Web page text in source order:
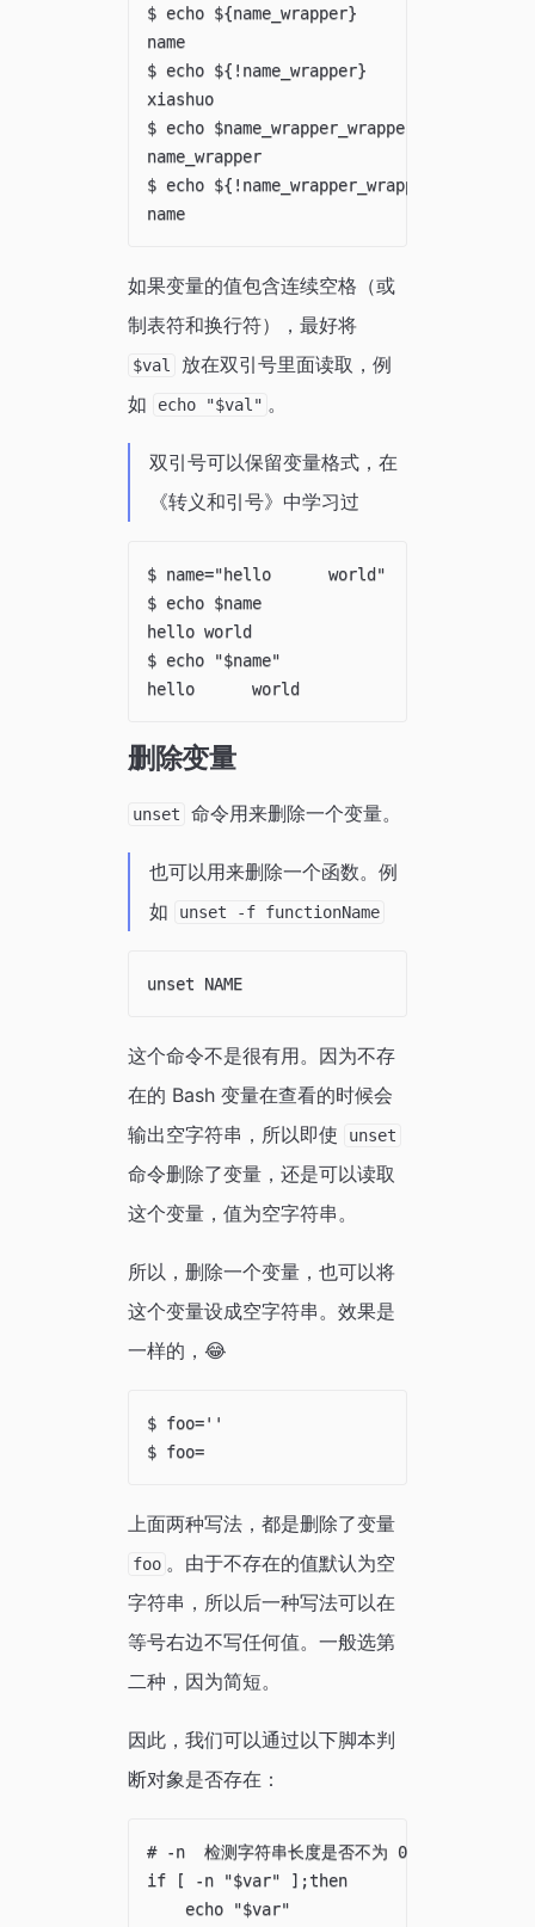
$ echo ${name_wrapper}
name
$ echo ${!name_wrapper}
xiashuo
$ echo $name_wrapper_wrapper
name_wrapper
$ echo ${!name_wrapper_wrapper}
name
如果变量的值包含连续空格（或
制表符和换行符），最好将
$val
放在双引号里面读取，例
如
echo "$val" 。
双引号可以保留变量格式，在
《转义和引号》中学习过
$ name="hello      world"
$ echo $name
hello world
$ echo "$name"
删除变量
unset 命令用来删除一个变量。
也可以用来删除一个函数。例
如
unset -f functionName
unset NAME
这个命令不是很有用。因为不存
在的 Bash 变量在查看的时候会
输出空字符串，所以即使
unset
命令删除了变量，还是可以读取
这个变量，值为空字符串。
所以，删除一个变量，也可以将
这个变量设成空字符串。效果是
一样的，😂
$ foo=''
$ foo=
上面两种写法，都是删除了变量
foo 。由于不存在的值默认为空
字符串，所以后一种写法可以在
等号右边不写任何值。一般选第
二种，因为简短。
因此，我们可以通过以下脚本判
断对象是否存在：
# -n  检测字符串长度是否不为 0，不为 0 返回
if [ -n "$var" ];then
    echo "$var"